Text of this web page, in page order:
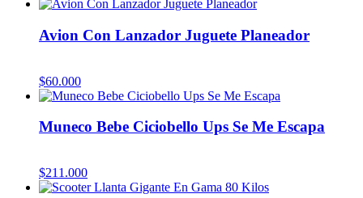
Avion Con Lanzador Juguete Planeador
$60.000
Muneco Bebe Ciciobello Ups Se Me Escapa
$211.000